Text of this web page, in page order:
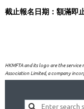
截止報名日期：額滿即
HKMFTA and its logo are the
Association Limited, a company